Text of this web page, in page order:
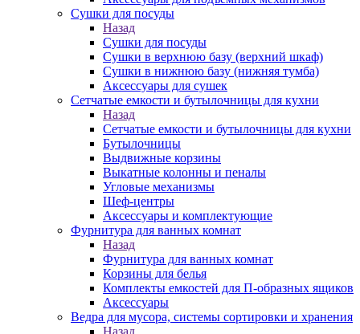
Сушки для посуды
Назад
Сушки для посуды
Сушки в верхнюю базу (верхний шкаф)
Сушки в нижнюю базу (нижняя тумба)
Аксессуары для сушек
Сетчатые емкости и бутылочницы для кухни
Назад
Сетчатые емкости и бутылочницы для кухни
Бутылочницы
Выдвижные корзины
Выкатные колонны и пеналы
Угловые механизмы
Шеф-центры
Аксессуары и комплектующие
Фурнитура для ванных комнат
Назад
Фурнитура для ванных комнат
Корзины для белья
Комплекты емкостей для П-образных ящиков
Аксессуары
Ведра для мусора, системы сортировки и хранения
Назад